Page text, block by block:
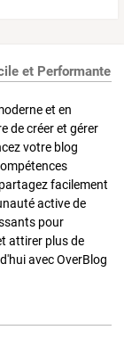
et Performante
et en
de créer et gérer
votre blog
facilement
active de
pour
attirer plus de
avec OverBlog